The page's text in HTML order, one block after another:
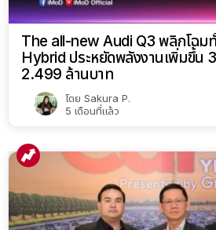
The all-new Audi Q3 พลิกโฉม
Hybrid ประหยัดพลังงานเพิ่มขึ้น
2.499 ล้านบาท
โดย Sakura P.
5 เดือนที่แล้ว